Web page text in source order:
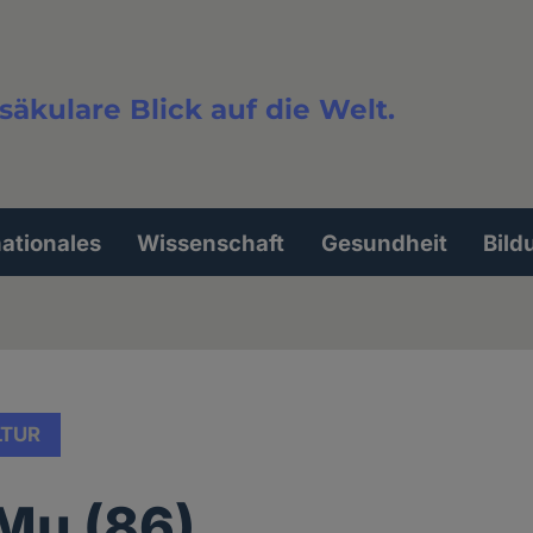
Blick auf die Welt.
Wissenschaft Gesundheit